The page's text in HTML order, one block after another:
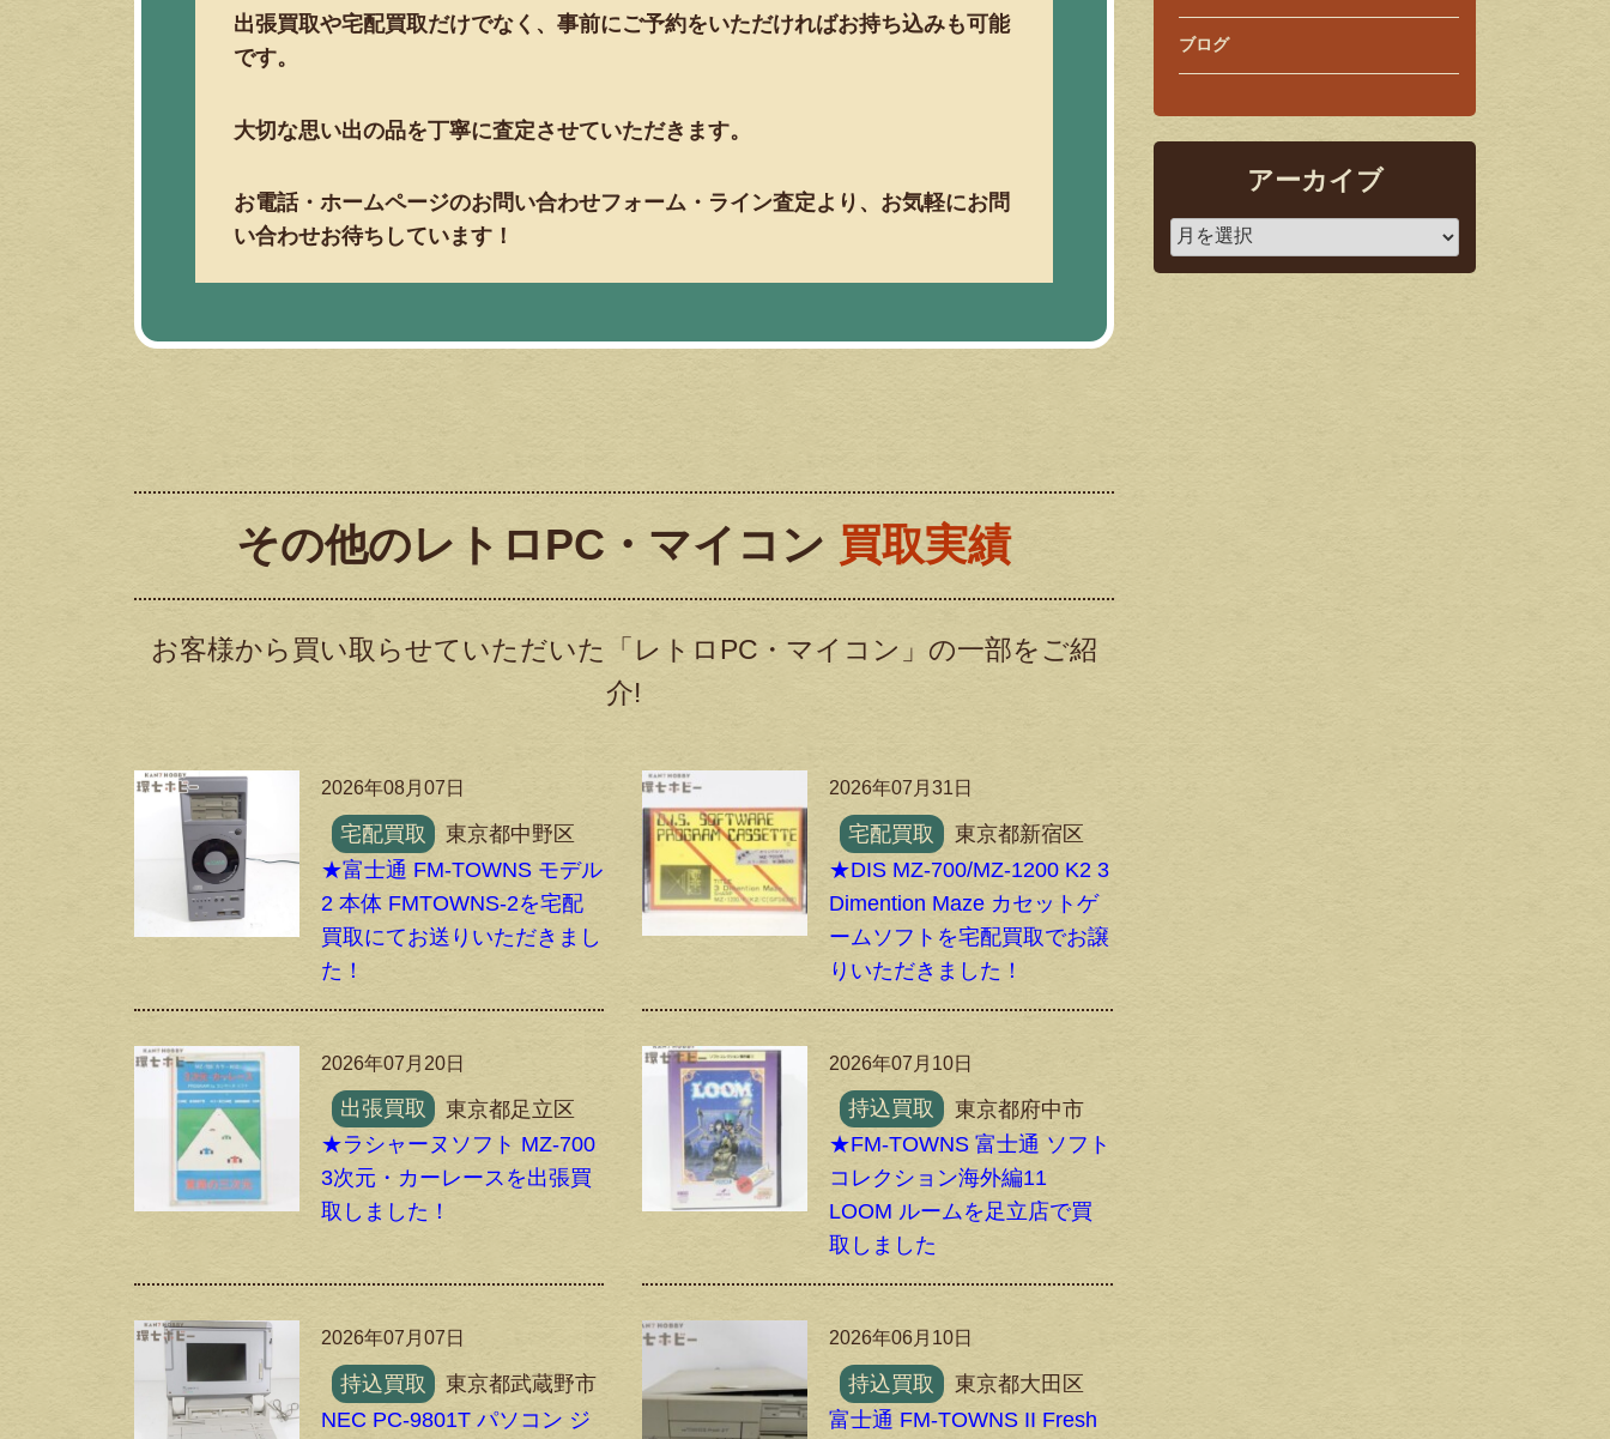
出張買取や宅配買取だけでなく、事前にご予約をいただければお持ち込みも可能
です。
大切な思い出の品を丁寧に査定させていただきます。
お電話・ホームページのお問い合わせフォーム・ライン査定より、お気軽にお問
い合わせお待ちしています！
その他のレトロPC・マイコン 買取実績
お客様から買い取らせていただいた「レトロPC・マイコン」の一部をご紹
介!
2026年08月07日
宅配買取
東京都中野区
★富士通 FM-TOWNS モデル
2 本体 FMTOWNS-2を宅配
買取にてお送りいただきまし
た！
2026年07月31日
宅配買取
東京都新宿区
★DIS MZ-700/MZ-1200 K2 3
Dimention Maze カセットゲ
ームソフトを宅配買取でお譲
りいただきました！
2026年07月20日
出張買取
東京都足立区
★ラシャーヌソフト MZ-700
3次元・カーレースを出張買
取しました！
2026年07月10日
持込買取
東京都府中市
★FM-TOWNS 富士通 ソフト
コレクション海外編11
LOOM ルームを足立店で買
取しました
2026年07月07日
持込買取
東京都武蔵野市
NEC PC-9801T パソコン ジ
2026年06月10日
持込買取
東京都大田区
富士通 FM-TOWNS II Fresh
ブログ
アーカイブ